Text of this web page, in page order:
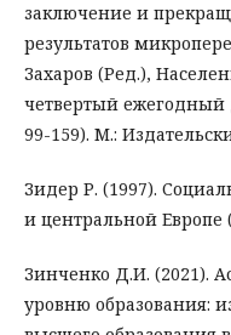
заключение и
результатов
Захаров (Ред.),
четвертый ежегодный
99-159). М.:
Зидер Р. (1997).
и центральной Европе
Зинченко Д.И. (2021).
уровню образования: